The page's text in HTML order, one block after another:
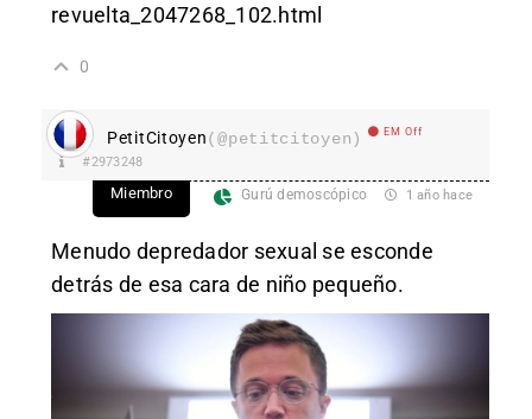
revuelta_2047268_102.html
0
PetitCitoyen(@petitcitoyen) EM Off
#2973248
Miembro Gurú demoscópico 1 año hace
Menudo depredador sexual se esconde
detrás de esa cara de niño pequeño.